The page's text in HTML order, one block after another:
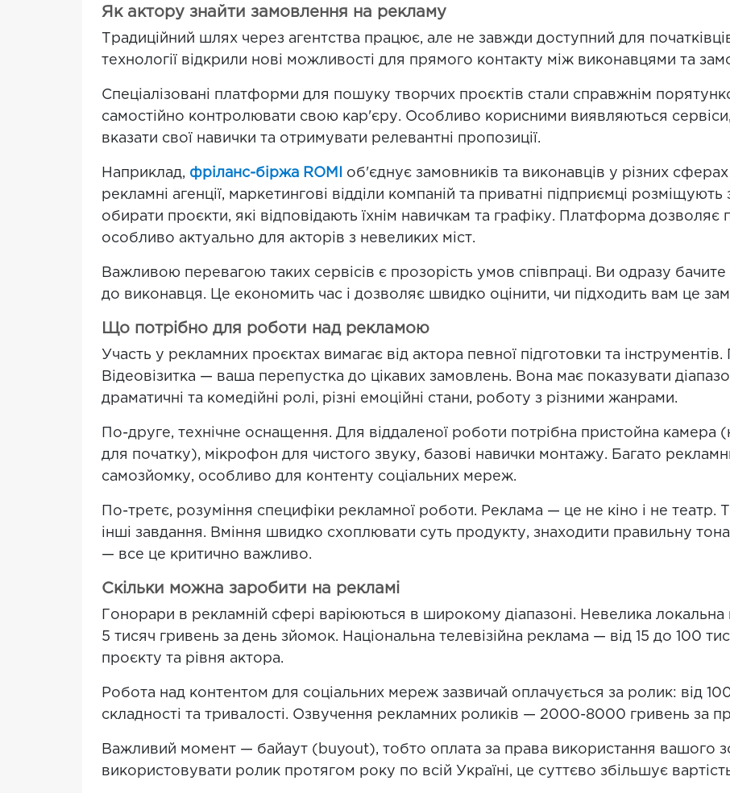
Як актору знайти замовлення на рекламу
Традиційний шлях через агентства працює, але не завжди доступний для початківців
технології відкрили нові можливості для прямого контакту між виконавцями та
Спеціалізовані платформи для пошуку творчих проєктів стали справжнім
самостійно контролювати свою кар'єру. Особливо корисними виявляються
вказати свої навички та отримувати релевантні пропозиції.
Наприклад, фріланс-біржа ROMI
об'єднує замовників та виконавців у різних сферах
рекламні агенції, маркетингові відділи компаній та приватні підприємці
обирати проєкти, які відповідають їхнім навичкам та графіку. Платформа
особливо актуально для акторів з невеликих міст.
Важливою перевагою таких сервісів є прозорість умов співпраці. Ви одразу
до виконавця. Це економить час і дозволяє швидко оцінити, чи підходить вам це
Що потрібно для роботи над рекламою
Участь у рекламних проєктах вимагає від актора певної підготовки та
Відеовізитка — ваша перепустка до цікавих замовлень. Вона має показувати
драматичні та комедійні ролі, різні емоційні стани, роботу з різними жанрами.
По-друге, технічне оснащення. Для віддаленої роботи потрібна пристойна камера
для початку), мікрофон для чистого звуку, базові навички монтажу. Багато
самозйомку, особливо для контенту соціальних мереж.
По-третє, розуміння специфіки рекламної роботи. Реклама — це не кіно і не театр.
інші завдання. Вміння швидко схоплювати суть продукту, знаходити правильну
— все це критично важливо.
Скільки можна заробити на рекламі
Гонорари в рекламній сфері варіюються в широкому діапазоні. Невелика
5 тисяч гривень за день зйомок. Національна телевізійна реклама — від 15 до 100
проєкту та рівня актора.
Робота над контентом для соціальних мереж зазвичай оплачується за ролик: від
складності та тривалості. Озвучення рекламних роликів — 2000-8000 гривень за
Важливий момент — байаут (buyout), тобто оплата за права використання вашого
використовувати ролик протягом року по всій Україні, це суттєво збільшує